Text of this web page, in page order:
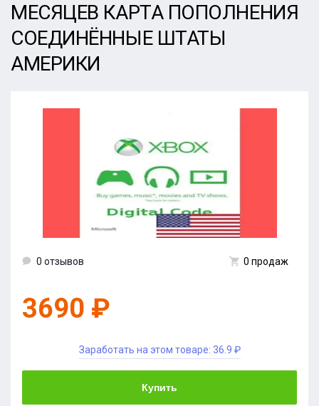
МЕСЯЦЕВ КАРТА ПОПОЛНЕНИЯ
СОЕДИНЁННЫЕ ШТАТЫ
АМЕРИКИ
0 отзывов 0 продаж
3690 ₽
Заработать на этом товаре: 36.9 ₽
Купить